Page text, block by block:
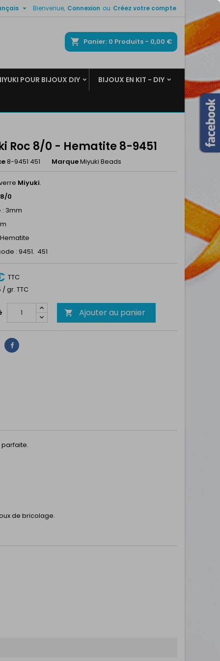
Bienvenue, Connexion ou Créez votre compte

Panier 0 Produits - 0,00 €
POUR BIJOUX DIY BIJOUX EN KIT - DIY
Roc 8/0 - Hematite 8-9451
8-9451 451 MarqueMiyuki Beads
Miyuki.
0
3mm
: 9451. 451
TTC
/ gr. TTC
 Ajouter au panier
Partager
de bricolage.